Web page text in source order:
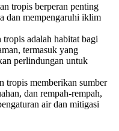
tropis berperan penting
dan mempengaruhi iklim
tropis adalah habitat bagi
termasuk yang
perlindungan untuk
tropis memberikan sumber
dan rempah-rempah,
air dan mitigasi